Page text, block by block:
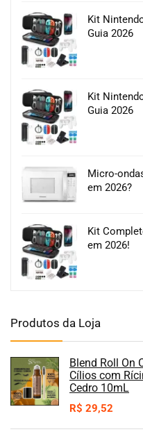
Kit
Guia 2026
Kit
Guia 2026
Micro-
em 2026?
Kit
em 2026!
Produtos da Loja
Blend Roll On
Cílios com
Cedro 10mL
R$ 29,52